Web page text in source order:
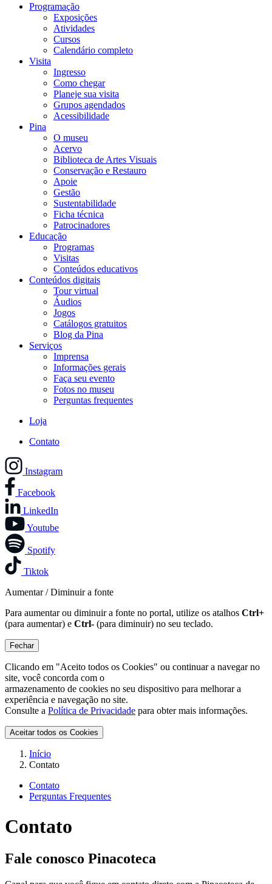
Programação
Exposições
Atividades
Cursos
Calendário completo
Visita
Ingresso
Como chegar
Planeje sua visita
Grupos agendados
Acessibilidade
Pina
O museu
Acervo
Biblioteca de Artes Visuais
Conservação e Restauro
Apoie
Gestão
Sustentabilidade
Ficha técnica
Patrocinadores
Educação
Programas
Visitas
Conteúdos educativos​
Conteúdos digitais
Tour virtual
Áudios
Jogos
Catálogos gratuitos
Blog da Pina
Serviços
Imprensa
Informações gerais
Faça seu evento
Fotos no museu
Perguntas frequentes
Loja
Contato
Instagram
Facebook
LinkedIn
Youtube
Spotify
Tiktok
Aumentar / Diminuir a fonte
Para aumentar ou diminuir a fonte no portal, utilize os atalhos Ctrl+
(para aumentar) e Ctrl- (para diminuir) no seu teclado.
Fechar
Clicando em "Aceito todos os Cookies" ou continuar a navegar no
site, você concorda com o
armazenamento de cookies no seu dispositivo para melhorar a
experiência e navegação no site.
Consulte a Política de Privacidade para obter mais informações.
Aceitar todos os Cookies
Início
Contato
Contato
Perguntas Frequentes
Contato
Fale conosco Pinacoteca